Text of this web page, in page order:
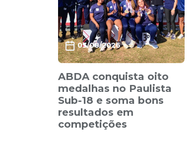
03/08/2026
ABDA conquista oito
medalhas no Paulista
Sub-18 e soma bons
resultados em
competições